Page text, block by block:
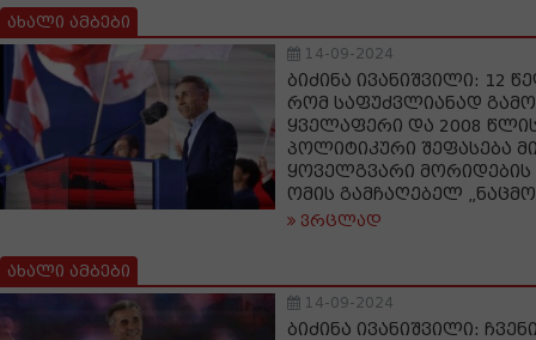
ახალი ამბები
14-09-2024
ბიძინა ივანიშვილი: 12
რომ საფუძვლიანად
ყველაფერი და 2008
პოლიტიკური შეფასება
ყოველგვარი მორიდების
ომის გამჩაღებელ
ვრცლად
ახალი ამბები
14-09-2024
ბიძინა ივანიშვილი: